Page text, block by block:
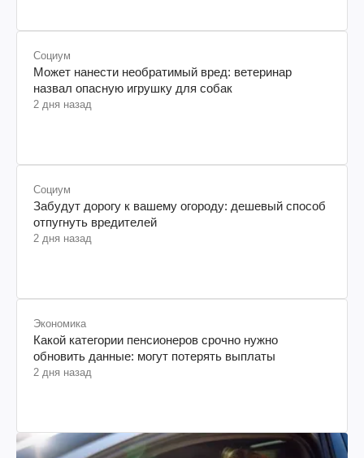
Социум
Может нанести необратимый вред: ветеринар
назвал опасную игрушку для собак
2 дня назад
Социум
Забудут дорогу к вашему огороду: дешевый способ
отпугнуть вредителей
2 дня назад
Экономика
Какой категории пенсионеров срочно нужно
обновить данные: могут потерять выплаты
2 дня назад